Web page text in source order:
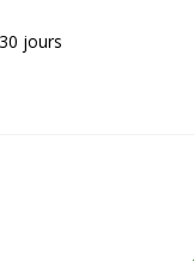
jours